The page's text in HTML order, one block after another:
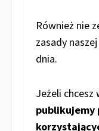
Również nie
zasady
dnia.
Jeżeli chcesz
publikujemy